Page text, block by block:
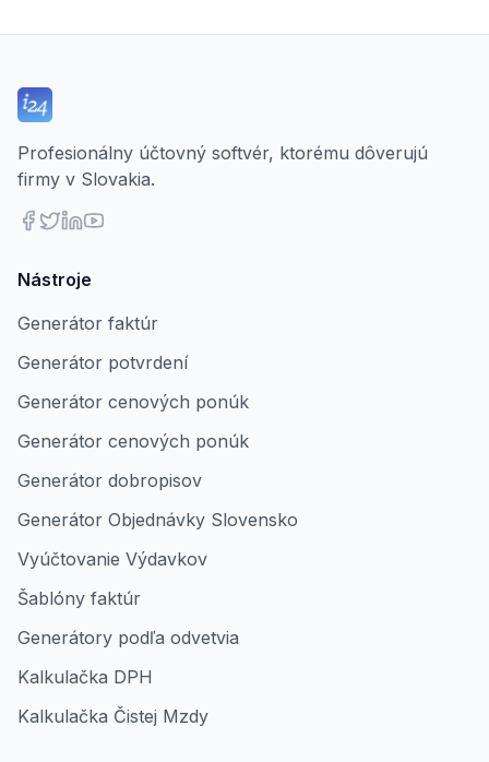
Profesionálny účtovný softvér, ktorému dôverujú
firmy v Slovakia.
Nástroje
Generátor faktúr
Generátor potvrdení
Generátor cenových ponúk
Generátor cenových ponúk
Generátor dobropisov
Generátor Objednávky Slovensko
Vyúčtovanie Výdavkov
Šablóny faktúr
Generátory podľa odvetvia
Kalkulačka DPH
Kalkulačka Čistej Mzdy